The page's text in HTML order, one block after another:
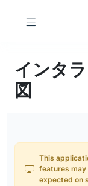
インタ
図
This
features may
expected on